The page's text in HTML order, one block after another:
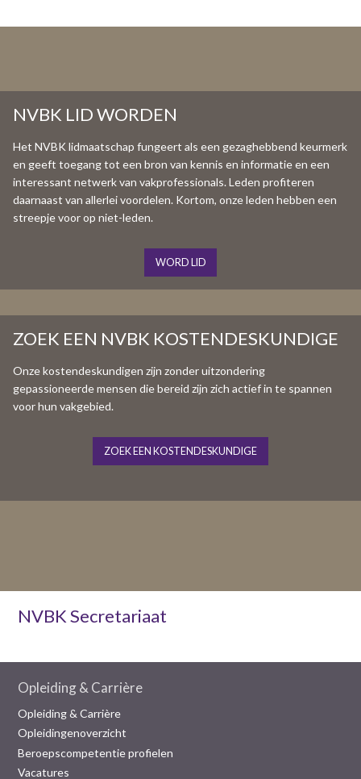
NVBK LID WORDEN
Het NVBK lidmaatschap fungeert als een gezaghebbend keurmerk
en geeft toegang tot een bron van kennis en informatie en een
interessant netwerk van vakprofessionals. Leden profiteren
daarnaast van allerlei voordelen. Kortom, onze leden hebben een
streepje voor op niet-leden.
WORD LID
ZOEK EEN NVBK KOSTENDESKUNDIGE
Onze kostendeskundigen zijn zonder uitzondering
gepassioneerde mensen die bereid zijn zich actief in te spannen
voor hun vakgebied.
ZOEK EEN KOSTENDESKUNDIGE
NVBK Secretariaat
Opleiding & Carrière
Opleiding & Carrière
Opleidingenoverzicht
Beroepscompetentie profielen
Vacatures